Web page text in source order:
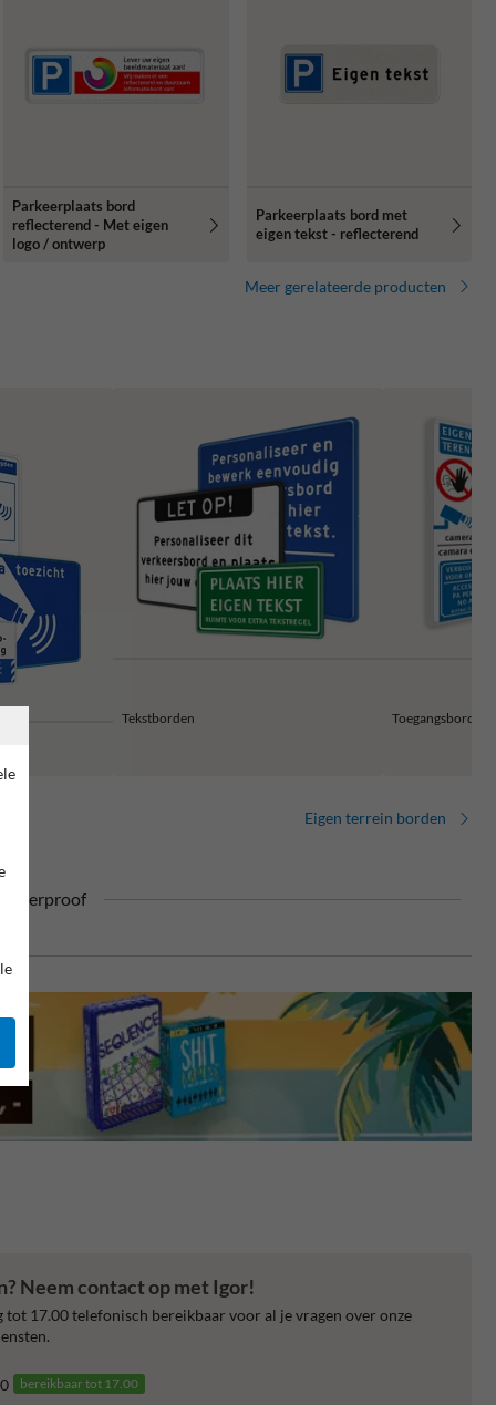
Parkeerplaats bord
reflecterend - Met eigen
logo / ontwerp
Parkeerplaats bord met
eigen tekst - reflecterend
Meer gerelateerde producten
Tekstborden Toegangsborden
Eigen terrein borden
Neem contact op met Igor!
tot 17.00 telefonisch bereikbaar voor al je vragen over onze
bereikbaar tot 17.00